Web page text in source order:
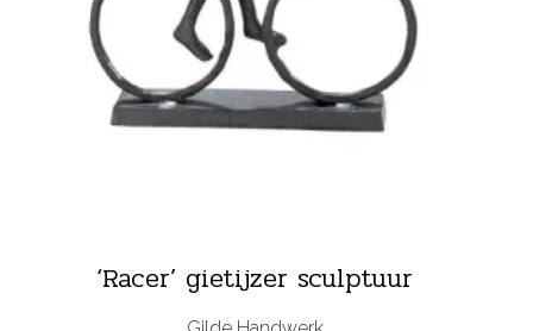
‘Racer’ gietijzer sculptuur